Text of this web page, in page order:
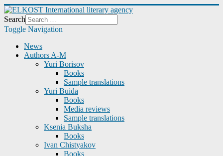
Search
Toggle Navigation
News
Authors A-M
Yuri Borisov
Books
Sample translations
Yuri Buida
Books
Media reviews
Sample translations
Ksenia Buksha
Books
Ivan Chistyakov
Books